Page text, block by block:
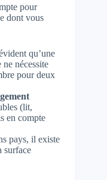
pour
dont vous
qu’une
nécessite
pour deux
(lit,
en compte
pays, il existe
surface